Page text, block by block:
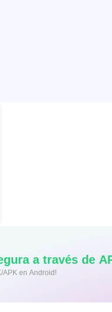
a través de
APK en Android!